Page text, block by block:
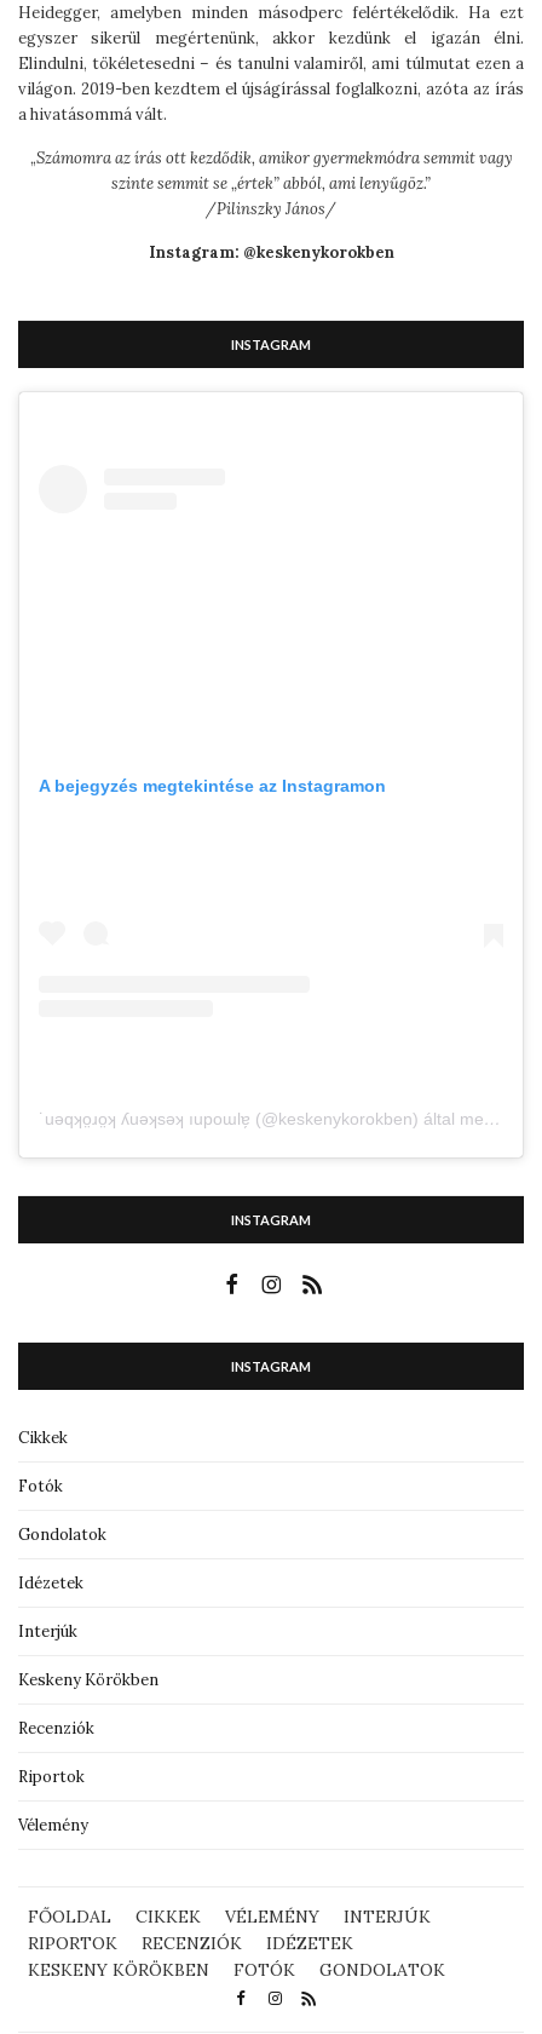
Heidegger, amelyben minden másodperc felértékelődik. Ha ezt
egyszer sikerül megértenünk, akkor kezdünk el igazán élni.
Elindulni, tökéletesedni – és tanulni valamiről, ami túlmutat ezen a
világon. 2019-ben kezdtem el újságírással foglalkozni, azóta az írás
a hivatásommá vált.
„Számomra az írás ott kezdődik, amikor gyermekmódra semmit vagy
szinte semmit se „értek” abból, ami lenyűgöz.”
/Pilinszky János/
Instagram: @keskenykorokben
INSTAGRAM
A bejegyzés megtekintése az Instagramon
˙uǝqʞo̤ɹo̤ʞ ʎuǝʞsǝʞ ıupoɯlɐ̗ (@keskenykorokben) által megosztott bejegyzés
INSTAGRAM
INSTAGRAM
Cikkek
Fotók
Gondolatok
Idézetek
Interjúk
Keskeny Körökben
Recenziók
Riportok
Vélemény
FŐOLDAL CIKKEK VÉLEMÉNY
INTERJÚK
RIPORTOK
RECENZIÓK
IDÉZETEK
KESKENY KÖRÖKBEN
FOTÓK GONDOLATOK